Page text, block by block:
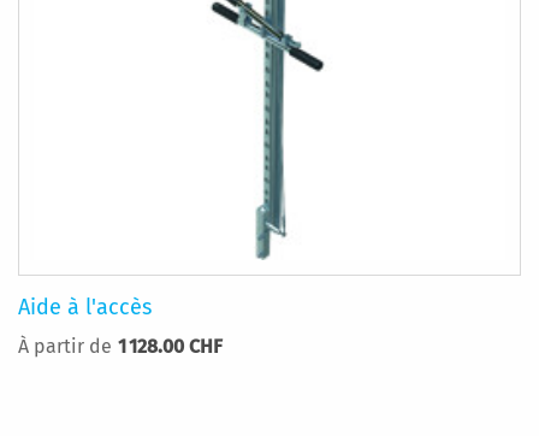
Aide à l'accès
À partir de 1 128.00 CHF